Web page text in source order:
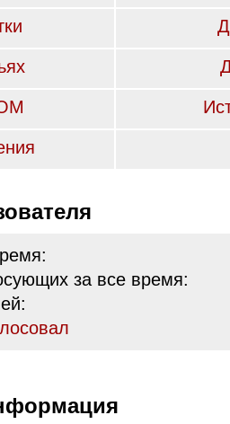
за все время: